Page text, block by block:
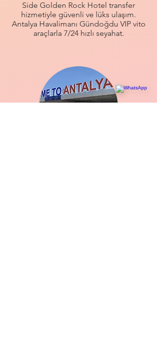
Side Golden Rock Hotel transfer
hizmetiyle güvenli ve lüks ulaşım.
Antalya Havalimanı Gündoğdu VIP vito
araçlarla 7/24 hızlı seyahat.